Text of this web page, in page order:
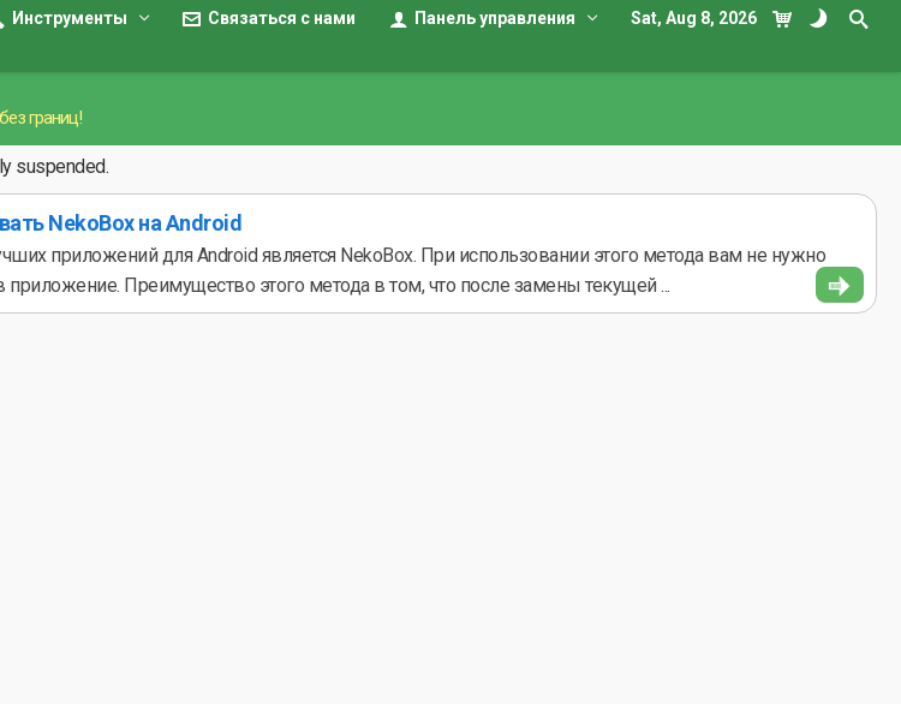
Инструменты Связаться с нами Панель управления
Sat, Aug 8, 2026
границ!
suspended.
NekoBox на Android
приложений для Android является NekoBox. При использовании этого метода вам не нужно
приложение. Преимущество этого метода в том, что после замены текущей ...